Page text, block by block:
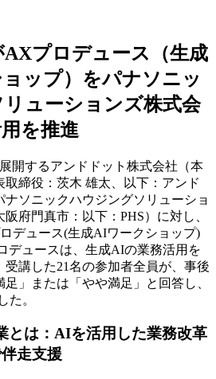
プロデュース（生成
ップ）をパナソニッ
ューションズ株式会
を推進
開するアンドドット株式会社（本
締役：茨木 雄太、以下：アンド
ナソニックハウジングソリューショ
府門真市：以下：PHS）に対し、
デュース(生成AIワークショップ)
デュースは、生成AIの業務活用を
講した21名の参加者全員が、事後
」または「やや満足」と回答し、
た。
とは：AIを活用した業務改革
走支援